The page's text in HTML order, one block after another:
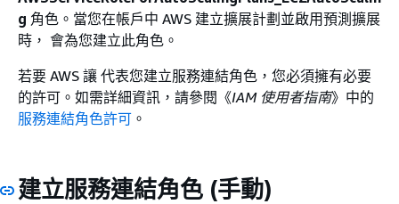
g 角色。當您在帳戶中 AWS 建立擴展計劃並啟用預測擴展
時， 會為您建立此角色。
若要 AWS 讓 代表您建立服務連結角色，您必須擁有必要
的許可。如需詳細資訊，請參閱《IAM 使用者指南》中的
服務連結角色許可 。
建立服務連結角色 (手動)